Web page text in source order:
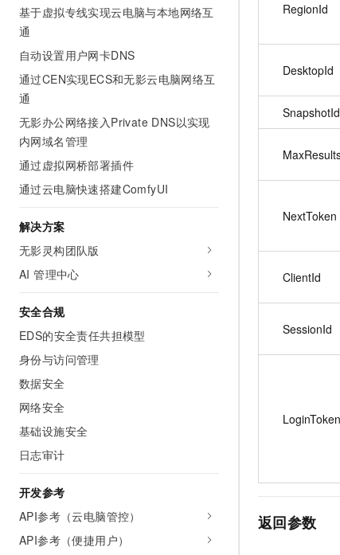
基于虚拟专线实现云电脑与本地网络互
通
自动设置用户网卡DNS
通过CEN实现ECS和无影云电脑网络互
通
无影办公网络接入Private DNS以实现
内网域名管理
通过虚拟网桥部署插件
通过云电脑快速搭建ComfyUI
解决方案
无影灵构团队版
AI 管理中心
安全合规
EDS的安全责任共担模型
身份与访问管理
数据安全
网络安全
基础设施安全
日志审计
开发参考
API参考（云电脑管控）
API参考（便捷用户）
RegionId
DesktopId
SnapshotId
NextToken
ClientId
SessionId
LoginToken
返回参数
终端用户计算
Serverless
开发工具
专有云